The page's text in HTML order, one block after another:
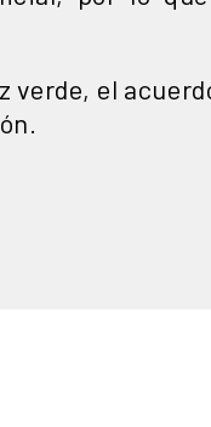
verde, el